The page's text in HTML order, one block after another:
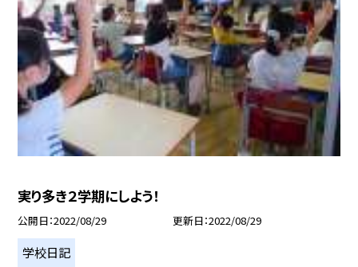
実り多き２学期にしよう！
公開日 2022/08/29 更新日 2022/08/29
学校日記